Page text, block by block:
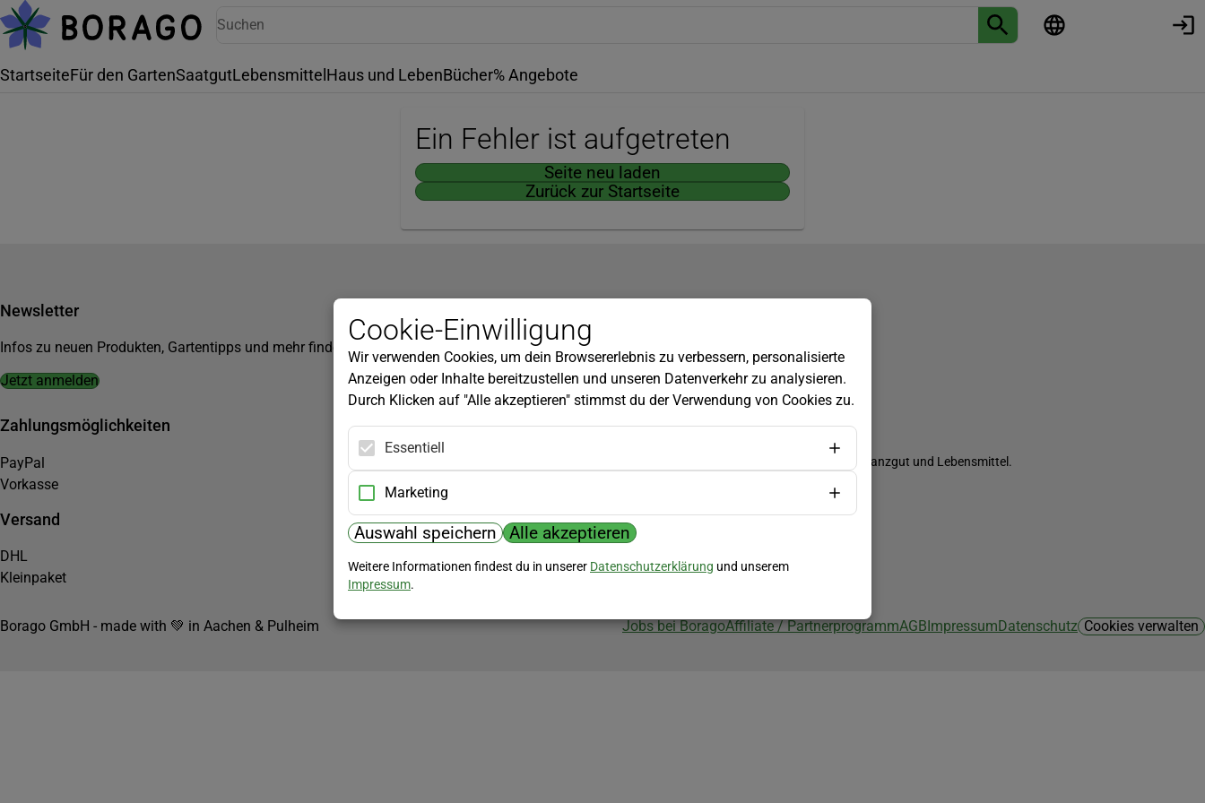
StartseiteFür den GartenSaatgutLebensmittel Haus und LebenBücher% Angebote
Ein Fehler ist aufgetreten
Seite neu laden
Zurück zur Startseite
Newsletter
Infos zu neuen Produkten, Gartentipps und mehr findest du in unserem Newsletter!
Jetzt anmelden
Kundenservice
Widerrufsbelehrung
Versandkosten
Zahlungsmöglichkeiten
PayPal
Vorkasse
Versand
DHL
Kleinpaket
Biozertifizierung
Borago ist biozertifiziert im Bereich Saatgut, Pflanzgut und Lebensmittel.
Borago GmbH - made with 💚 in Aachen & Pulheim Jobs bei BoragoAffiliate / PartnerprogrammAGBImpressumDatenschutz Cookies verwalten
Cookie-Einwilligung
Wir verwenden Cookies, um dein Browsererlebnis zu verbessern, personalisierte
Anzeigen oder Inhalte bereitzustellen und unseren Datenverkehr zu analysieren.
Durch Klicken auf "Alle akzeptieren" stimmst du der Verwendung von Cookies zu.
Essentiell
Marketing
Auswahl speichern Alle akzeptieren
Weitere Informationen findest du in unserer Datenschutzerklärung und unserem
Impressum.